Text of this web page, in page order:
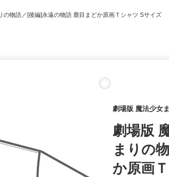
物語／[後編]永遠の物語 鹿目まどか原画Ｔシャツ Sサイズ
劇場版 魔法少女
劇場版
まりの
か原画